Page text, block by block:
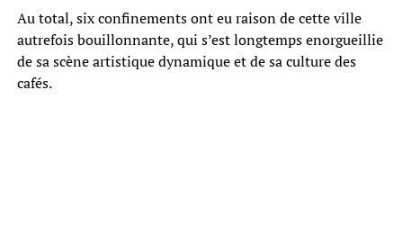
Au total, six confinements ont eu raison de cette ville
autrefois bouillonnante, qui s’est longtemps enorgueillie
de sa scène artistique dynamique et de sa culture des
cafés.